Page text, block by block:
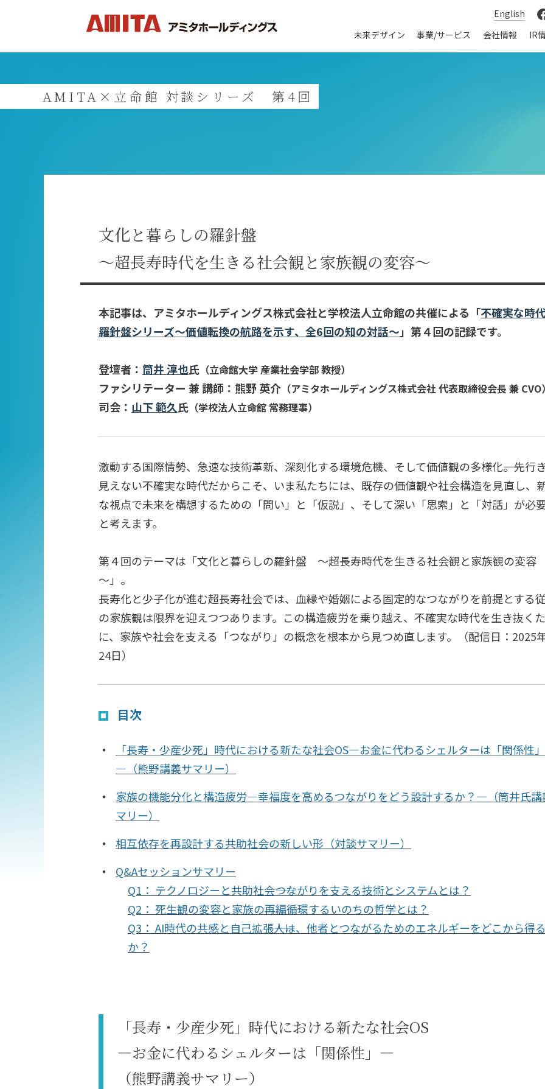
English
未来デザイン
事業/サービス 会社情報 IR
AMITA×立命館 対談シリーズ 第4回
文化と暮らしの羅針盤
～超長寿時代を生きる社会観と家族観の変容～
本記事は、アミタホールディングス株式会社と学校法人立命館の共催による「不確実な時
羅針盤シリーズ～価値転換の航路を示す、全6回の知の対話～」第４回の記録です。
登壇者： 筒井 淳也氏 （立命館大学 産業社会学部 教授）
ファシリテーター 兼 講師：熊野 英介 （アミタホールディングス株式会社 代表取締役会長 兼 CVO
司会： 山下 範久氏 （学校法人立命館 常務理事）
激動する国際情勢、急速な技術革新、深刻化する環境危機、そして価値観の多様化――。先行
見えない不確実な時代だからこそ、いま私たちには、既存の価値観や社会構造を見直し、
な視点で未来を構想するための「問い」と「仮説」、そして深い「思索」と「対話」が必
と考えます。
第４回のテーマは「文化と暮らしの羅針盤 ～超長寿時代を生きる社会観と家族観の変容
～」。
長寿化と少子化が進む超長寿社会では、血縁や婚姻による固定的なつながりを前提とする
の家族観は限界を迎えつつあります。この構造疲労を乗り越え、不確実な時代を生き抜く
に、家族や社会を支える「つながり」の概念を根本から見つめ直します。（配信日： 2025
24日）
目次
「長寿・少産少死」時代における新たな社会OS―お金に代わるシェルターは「関係性」
―（熊野講義サマリー）
家族の機能分化と構造疲労―幸福度を高めるつながりをどう設計するか？―（筒井氏講
マリー）
相互依存を再設計する共助社会の新しい形（対談サマリー）
Q&Aセッションサマリー
Q1： テクノロジーと共助社会――つながりを支える技術とシステムとは？
Q2： 死生観の変容と家族の再編――循環するいのちの哲学とは？
Q3： AI時代の共感と自己拡張――人は、他者とつながるためのエネルギーをどこから得
か？
「長寿・少産少死」時代における新たな社会OS
―お金に代わるシェルターは「関係性」―
（熊野講義サマリー）